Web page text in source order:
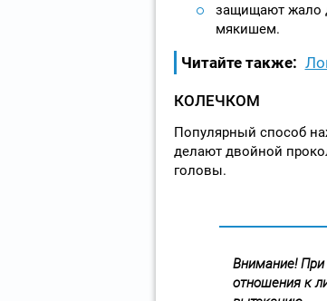
защищают жало
мякишем.
Читайте также:
КОЛЕЧКОМ
Популярный способ
делают двойной
головы.
Внимание! При
отношения к